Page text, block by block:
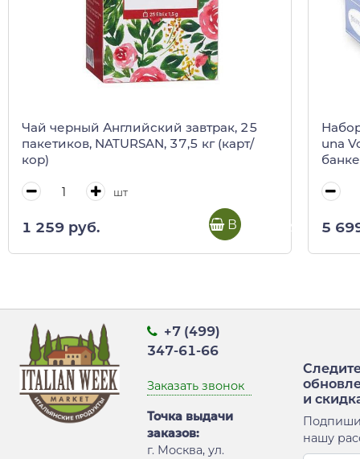
Чай черный Английский завтрак, 25
пакетиков, NATURSAN, 37,5 кг (карт/
кор)
шт
1 259 руб. В корзину
una
банке
5
+7 (499)
347-61-66
Заказать звонок
Точка выдачи
заказов:
г. Москва, ул.
и
нашу